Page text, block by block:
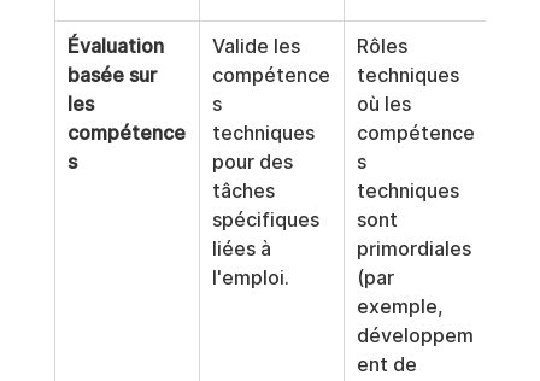
Évaluation
basée sur
les
compétence
s
Valide les
compétence
s
techniques
pour des
tâches
spécifiques
liées à
l'emploi.
Rôles
techniques
où les
compétence
s
techniques
sont
primordiales
(par
exemple,
développem
ent de